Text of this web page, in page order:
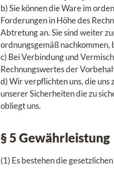
b) Sie können die Ware im
Forderungen in Höhe des
Abtretung an. Sie sind weiter
ordnungsgemäß nachkommen,
c) Bei Verbindung und
Rechnungswertes der
d) Wir verpflichten uns, die
unserer Sicherheiten die zu
obliegt uns.
§ 5 Gewährleistung
(1) Es bestehen die